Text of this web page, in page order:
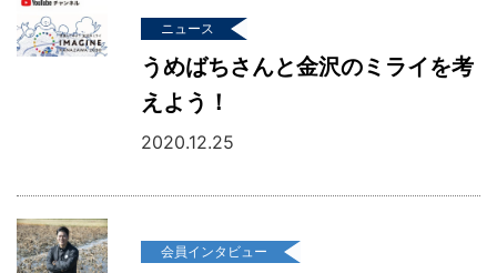
ニュース
うめばちさんと金沢のミライを考
えよう！
2020.12.25
会員インタビュー